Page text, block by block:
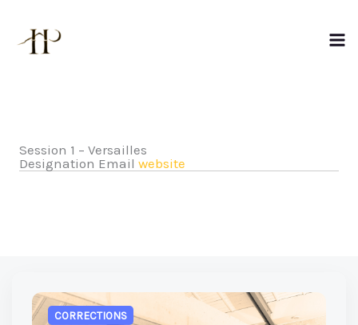
contenu
Session 1 – Versailles
Designation Emailwebsite
CORRECTIONS